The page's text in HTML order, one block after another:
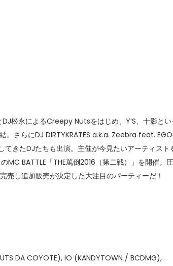
松永によるCreepy Nutsをはじめ、Y’S、十影と
。さらにDJ DIRTYKRATES a.k.a. Zeebra feat.
てきたDJたちも出演。主催が今見たいアーティスト
MC BATTLE「THE罵倒2016（第二戦）」を開催。圧
売し追加販売が決定した大注目のパーティーだ！
DA COYOTE), IO (KANDYTOWN / BCDMG),